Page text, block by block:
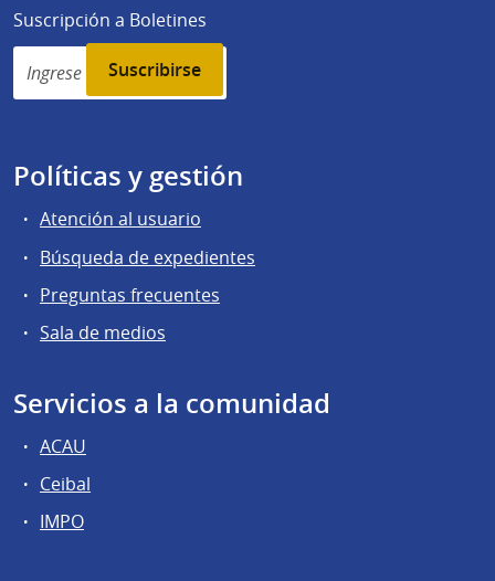
Suscripción a Boletines
Simplenews
subscription
Políticas y gestión
Atención al usuario
Búsqueda de expedientes
Preguntas frecuentes
Sala de medios
Servicios a la comunidad
ACAU
Ceibal
IMPO